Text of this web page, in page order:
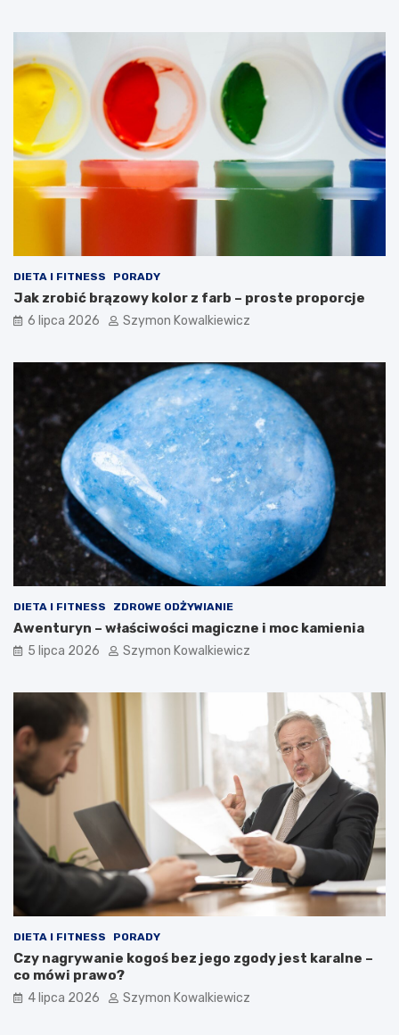
DIETA I FITNESS PORADY
Jak zrobić brązowy kolor z farb – proste proporcje
6 lipca 2026 Szymon Kowalkiewicz
DIETA I FITNESS ZDROWE ODŻYWIANIE
Awenturyn – właściwości magiczne i moc kamienia
5 lipca 2026 Szymon Kowalkiewicz
DIETA I FITNESS PORADY
Czy nagrywanie kogoś bez jego zgody jest karalne –
co mówi prawo?
4 lipca 2026 Szymon Kowalkiewicz